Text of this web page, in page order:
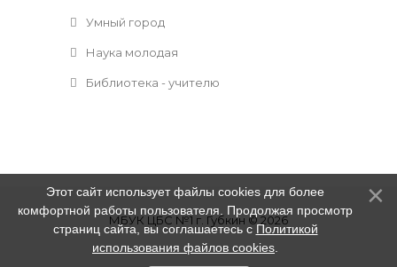
Умный город
Наука молодая
Библиотека - учителю
МБУК ЦБС №1 г. Губкин © 2026
Этот сайт использует файлы cookies для более
комфортной работы пользователя. Продолжая просмотр
страниц сайта, вы соглашаетесь сПолитикой
использования файлов cookies